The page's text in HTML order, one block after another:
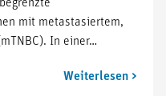
mit metastasiertem,
In einer…
Weiterlesen >